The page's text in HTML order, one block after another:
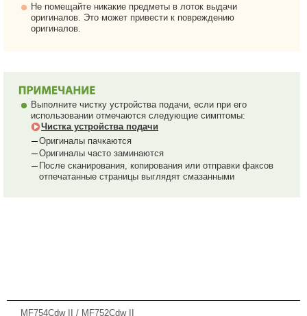
Не помещайте никакие предметы в лоток выдачи
оригиналов. Это может привести к повреждению
оригиналов.
Выполните чистку устройства подачи, если при его
использовании отмечаются следующие симптомы:
Чистка устройства подачи
Оригиналы пачкаются
Оригиналы часто заминаются
После сканирования, копирования или отправки факсов
отпечатанные страницы выглядят смазанными
MF754Cdw II / MF752Cdw II